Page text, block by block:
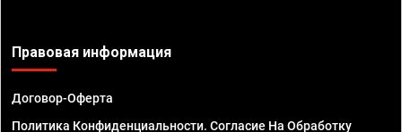
Правовая информация
Договор-Оферта
Политика Конфиденциальности. Согласие На Обработку